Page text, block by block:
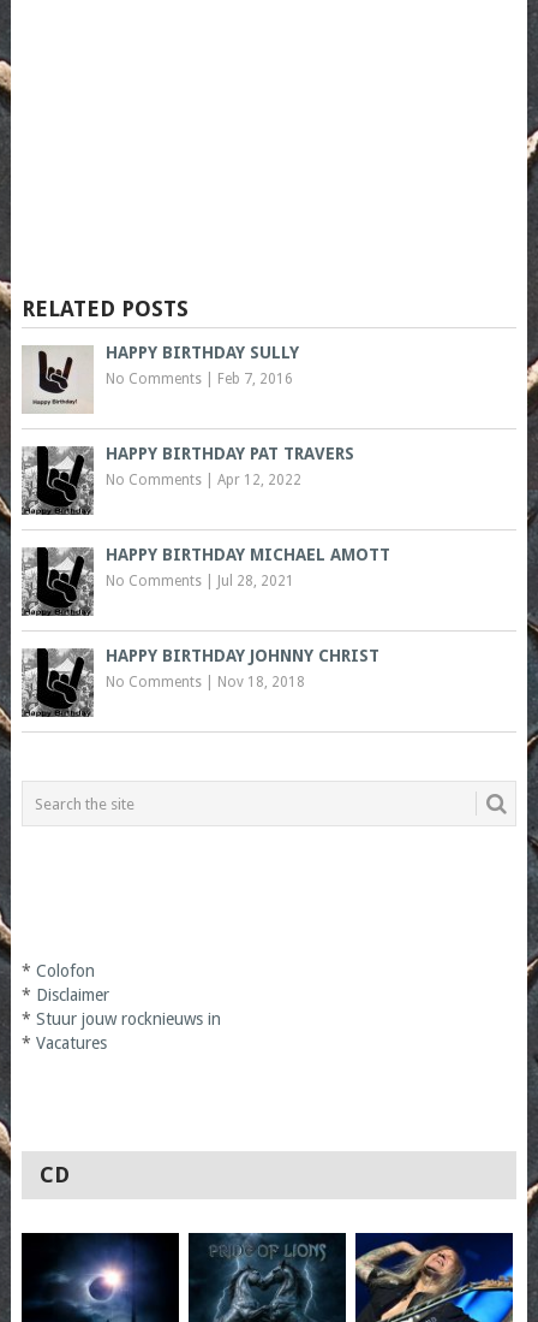
RELATED POSTS
HAPPY BIRTHDAY SULLY
No Comments| Feb 7, 2016
HAPPY BIRTHDAY PAT TRAVERS
No Comments| Apr 12, 2022
HAPPY BIRTHDAY MICHAEL AMOTT
No Comments| Jul 28, 2021
HAPPY BIRTHDAY JOHNNY CHRIST
No Comments| Nov 18, 2018
* Colofon
* Disclaimer
* Stuur jouw rocknieuws in
* Vacatures
CD